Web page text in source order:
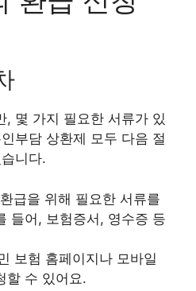
, 몇 가지 필요한 서류가 있
부담 상환제 모두 다음 절
니다.
환급을 위해 필요한 서류를
들어, 보험증서, 영수증 등
보험 홈페이지나 모바일
할 수 있어요.